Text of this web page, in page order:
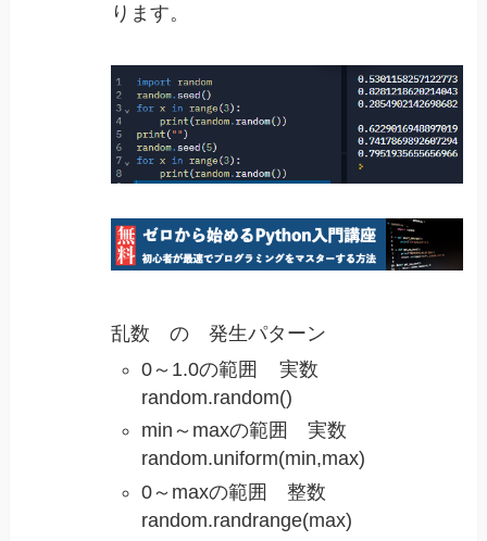
ります。
乱数 の 発生パターン
0～1.0の範囲 実数​
random.random()
min～maxの範囲 実数
random.uniform(min,max)
0～maxの範囲 整数
random.randrange(max)